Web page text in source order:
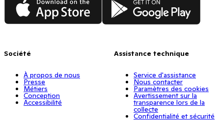
Société
À propos de nous
Presse
Métiers
Conception
Accessibilité
Assistance technique
Service d'assistance
Nous contacter
Paramètres des cookies
Avertissement sur la
transparence lors de la
collecte
Confidentialité et sécurité